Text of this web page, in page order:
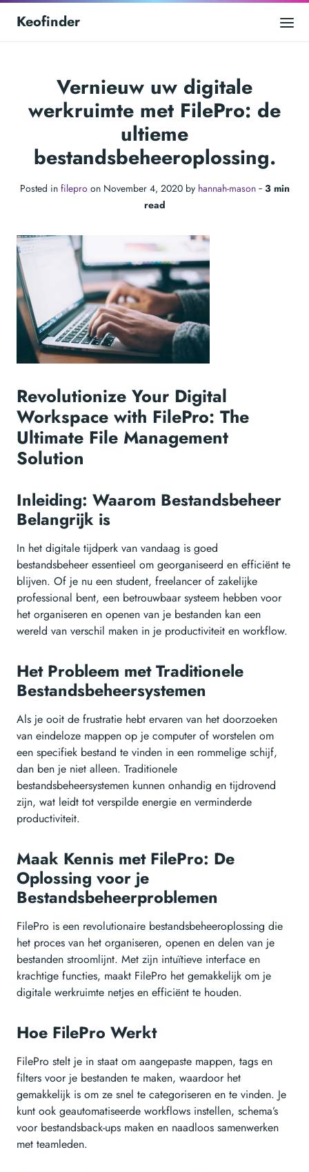
Keofinder
Vernieuw uw digitale
werkruimte met FilePro: de
ultieme
bestandsbeheeroplossing.
Posted in fileproon November 4, 2020 by hannah-mason‐ 3 min
read
Revolutionize Your Digital
Workspace with FilePro: The
Ultimate File Management
Solution
Inleiding: Waarom Bestandsbeheer
Belangrijk is
In het digitale tijdperk van vandaag is goed
bestandsbeheer essentieel om georganiseerd en efficiënt te
blijven. Of je nu een student, freelancer of zakelijke
professional bent, een betrouwbaar systeem hebben voor
het organiseren en openen van je bestanden kan een
wereld van verschil maken in je productiviteit en workflow.
Het Probleem met Traditionele
Bestandsbeheersystemen
Als je ooit de frustratie hebt ervaren van het doorzoeken
van eindeloze mappen op je computer of worstelen om
een specifiek bestand te vinden in een rommelige schijf,
dan ben je niet alleen. Traditionele
bestandsbeheersystemen kunnen onhandig en tijdrovend
zijn, wat leidt tot verspilde energie en verminderde
productiviteit.
Maak Kennis met FilePro: De
Oplossing voor je
Bestandsbeheerproblemen
FilePro is een revolutionaire bestandsbeheeroplossing die
het proces van het organiseren, openen en delen van je
bestanden stroomlijnt. Met zijn intuïtieve interface en
krachtige functies, maakt FilePro het gemakkelijk om je
digitale werkruimte netjes en efficiënt te houden.
Hoe FilePro Werkt
FilePro stelt je in staat om aangepaste mappen, tags en
filters voor je bestanden te maken, waardoor het
gemakkelijk is om ze snel te categoriseren en te vinden. Je
kunt ook geautomatiseerde workflows instellen, schema’s
voor bestandsback-ups maken en naadloos samenwerken
met teamleden.